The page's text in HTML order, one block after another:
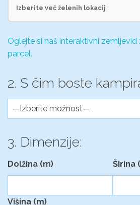
Izberite več želenih lokacij
Oglejte si naš interaktivni zemljevid
parcel.
2. S čim boste
3. Dimenzije:
Dolžina (m) Širina
Višina (m)